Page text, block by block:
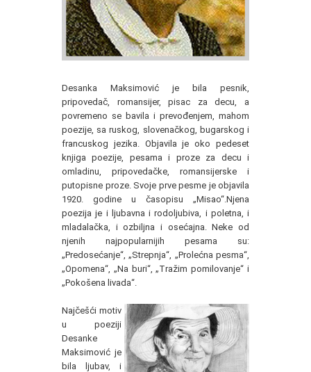
Desanka Maksimović je bila pesnik,
pripovedač, romansijer, pisac za decu, a
povremeno se bavila i prevođenjem, mahom
poezije, sa ruskog, slovenačkog, bugarskog i
francuskog jezika. Objavila je oko pedeset
knjiga poezije, pesama i proze za decu i
omladinu, pripovedačke, romansijerske i
putopisne proze. Svoje prve pesme je objavila
1920. godine u časopisu „Misao“.Njena
poezija je i ljubavna i rodoljubiva, i poletna, i
mladalačka, i ozbiljna i osećajna. Neke od
njenih najpopularnijih pesama su:
„Predosećanje“, „Strepnja“, „Prolećna pesma“,
„Opomena“, „Na buri“, „Tražim pomilovanje“ i
„Pokošena livada“.
Najčešći motiv
u poeziji
Desanke
Maksimović je
bila ljubav, i